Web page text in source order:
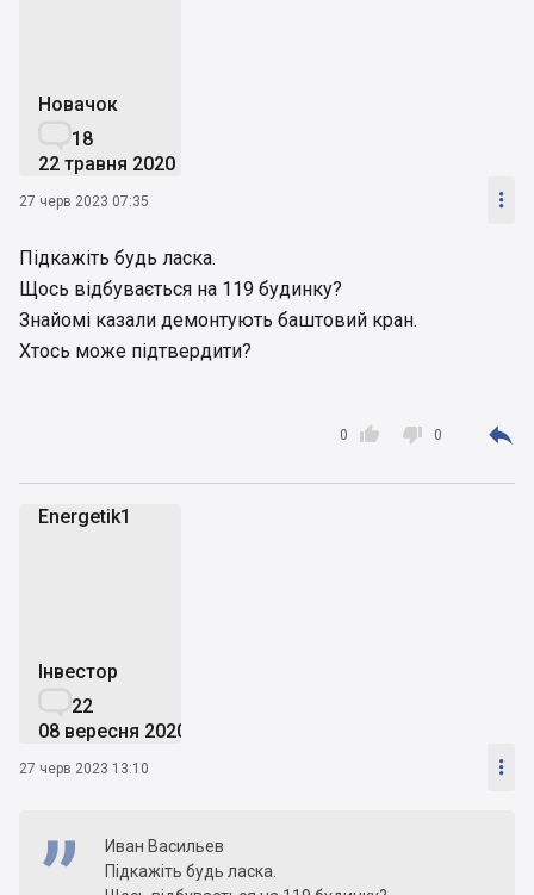
Новачок
18
22 травня 2020
27 черв 2023 07:35 
Підкажіть будь ласка.
Щось відбувається на 119 будинку?
Знайомі казали демонтують баштовий кран.
Хтось може підтвердити?

0  0 
Energetik1
Інвестор
22
08 вересня 2020
27 черв 2023 13:10 
Иван Васильев
Підкажіть будь ласка.